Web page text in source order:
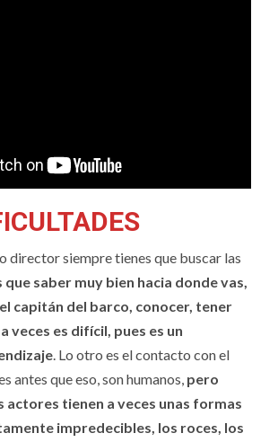
director siempre tienes que buscar las
que saber muy bien hacia donde vas,
capitán del barco, conocer, tener
veces es difícil, pues es un
. Lo otro es el contacto con el
antes que eso, son humanos, pero
actores tienen a veces unas formas
impredecibles, los roces, los